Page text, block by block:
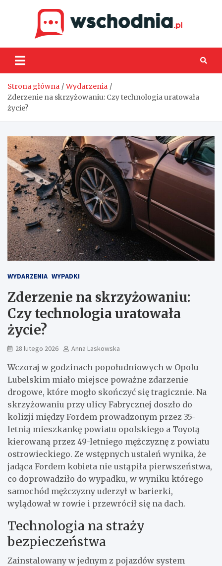
Strona główna
Wydarzenia
Zderzenie na skrzyżowaniu: Czy technologia uratowała
życie?
WYDARZENIA WYPADKI
Zderzenie na skrzyżowaniu:
Czy technologia uratowała
życie?
28 lutego 2026 Anna Laskowska
Wczoraj w godzinach popołudniowych w Opolu
Lubelskim miało miejsce poważne zdarzenie
drogowe, które mogło skończyć się tragicznie. Na
skrzyżowaniu przy ulicy Fabrycznej doszło do
kolizji między Fordem prowadzonym przez 35-
letnią mieszkankę powiatu opolskiego a Toyotą
kierowaną przez 49-letniego mężczyznę z powiatu
ostrowieckiego. Ze wstępnych ustaleń wynika, że
jadąca Fordem kobieta nie ustąpiła pierwszeństwa,
co doprowadziło do wypadku, w wyniku którego
samochód mężczyzny uderzył w barierki,
wylądował w rowie i przewrócił się na dach.
Technologia na straży
bezpieczeństwa
Zainstalowany w jednym z pojazdów system